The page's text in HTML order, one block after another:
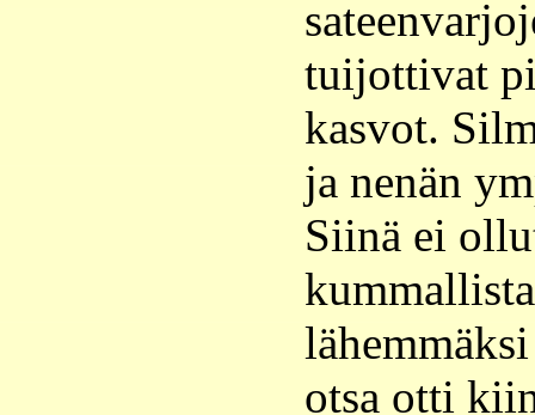
tuijottivat
kasvot.
ja nenän
Siinä ei
otsa otti